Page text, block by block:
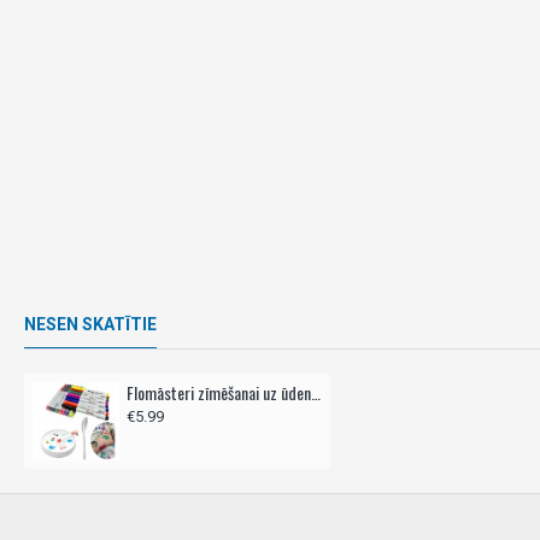
NESEN SKATĪTIE
Flomāsteri zīmēšanai uz ūdens MAGIC PEN 12gab
€5.99